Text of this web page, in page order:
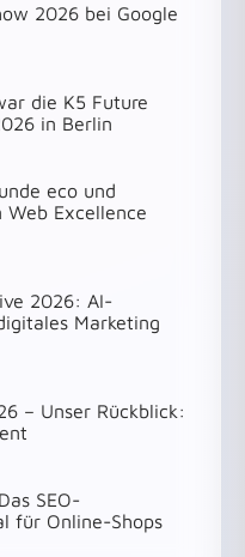
2026 bei Google
die K5 Future
in Berlin
eco und
Excellence
2026: AI-
Marketing
– Unser Rückblick:
SEO-
für Online-Shops